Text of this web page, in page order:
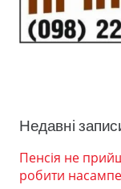
Недавні
Пенсія не
робити